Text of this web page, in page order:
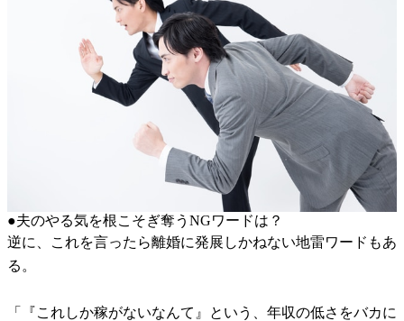
●夫のやる気を根こそぎ奪うNGワードは？
逆に、これを言ったら離婚に発展しかねない地雷ワードもあ
る。
「『これしか稼がないなんて』という、年収の低さをバカに